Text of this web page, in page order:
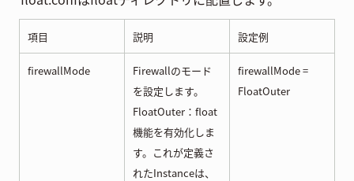
項目 説明 設定例
firewallMode
Firewallのモード
を設定します。
FloatOuter：float
機能を有効化しま
す。これが定義さ
れたInstanceは、
firewallMode =
FloatOuter